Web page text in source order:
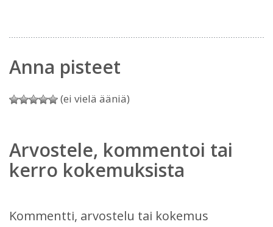
Anna pisteet
(ei vielä ääniä)
Arvostele, kommentoi tai
kerro kokemuksista
Kommentti, arvostelu tai kokemus